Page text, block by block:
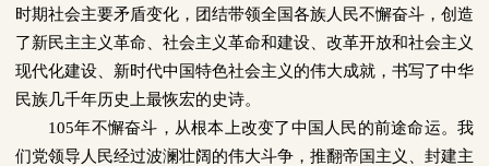
时期社会主要矛盾变化，团结带领全国各族人民不懈奋斗，创造
了新民主主义革命、社会主义革命和建设、改革开放和社会主义
现代化建设、新时代中国特色社会主义的伟大成就，书写了中华
民族几千年历史上最恢宏的史诗。
105年不懈奋斗，从根本上改变了中国人民的前途命运。我
们党领导人民经过波澜壮阔的伟大斗争，推翻帝国主义、封建主